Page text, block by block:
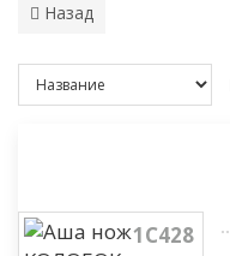
Назад
1С428